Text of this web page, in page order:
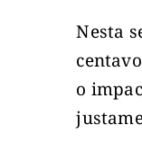
Nesta
o